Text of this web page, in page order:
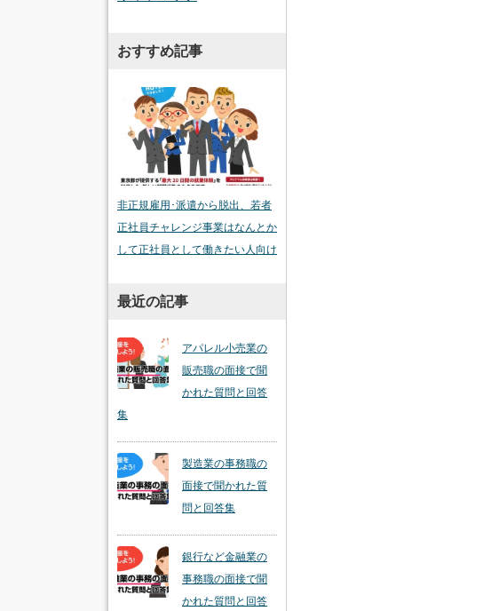
おすすめ記事
非正規雇用･派遣から脱出、若者
正社員チャレンジ事業はなんとか
して正社員として働きたい人向け
最近の記事
アパレル小売業の
販売職の面接で聞
かれた質問と回答
集
製造業の事務職の
面接で聞かれた質
問と回答集
銀行など金融業の
事務職の面接で聞
かれた質問と回答